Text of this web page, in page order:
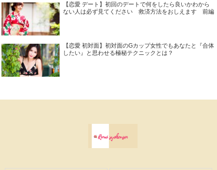
【恋愛 デート】初回のデートで何をしたら良いかわから
ない人は必ず見てください 救済方法をおしえます 前編
【恋愛 初対面】初対面のGカップ女性でもあなたと『合体
したい』と思わせる極秘テクニックとは？